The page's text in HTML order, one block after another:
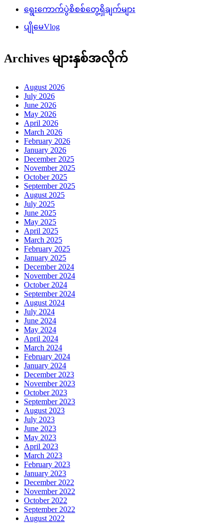
ရွေးကောက်ပွဲစိစစ်တွေ့ရှိချက်များ
ပျိုမေVlog
Archives များနှစ်အလိုက်
August 2026
July 2026
June 2026
May 2026
April 2026
March 2026
February 2026
January 2026
December 2025
November 2025
October 2025
September 2025
August 2025
July 2025
June 2025
May 2025
April 2025
March 2025
February 2025
January 2025
December 2024
November 2024
October 2024
September 2024
August 2024
July 2024
June 2024
May 2024
April 2024
March 2024
February 2024
January 2024
December 2023
November 2023
October 2023
September 2023
August 2023
July 2023
June 2023
May 2023
April 2023
March 2023
February 2023
January 2023
December 2022
November 2022
October 2022
September 2022
August 2022